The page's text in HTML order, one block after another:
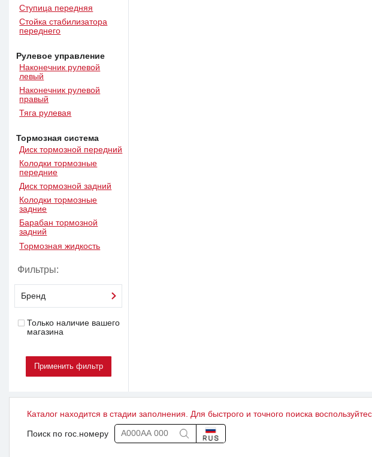
Ступица передняя
Стойка стабилизатора
переднего
Рулевое управление
Наконечник рулевой
левый
Наконечник рулевой
правый
Тяга рулевая
Тормозная система
Диск тормозной передний
Колодки тормозные
передние
Диск тормозной задний
Колодки тормозные
задние
Барабан тормозной
задний
Тормозная жидкость
Фильтры:
Бренд
Только наличие вашего
магазина
Каталог находится в стадии заполнения. Для быстрого и точного поиска
Поиск по гос.номеру